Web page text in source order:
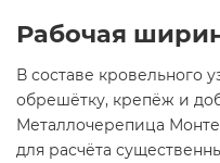
Рабочая
В составе кровельного
обрешётку, крепёж и
Металлочерепица
для расчёта